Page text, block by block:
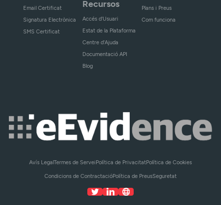
Email Certificat
Signatura Electrònica
SMS Certificat
Recursos
Accés d'Usuari
Estat de la Plataforma
Centre d'Ajuda
Documentació API
Blog
Plans i Preus
Com funciona
Avís LegalTermes de ServeiPolítica de PrivacitatPolítica de Cookies
Condicions de ContractacióPolítica de PreusSeguretat